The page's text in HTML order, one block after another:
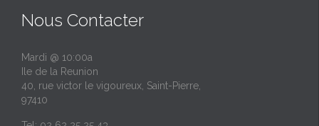
Nous Contacter
Mardi @ 10:00a
Ile de la Reunion
40, rue victor le vigoureux, Saint-Pierre,
97410